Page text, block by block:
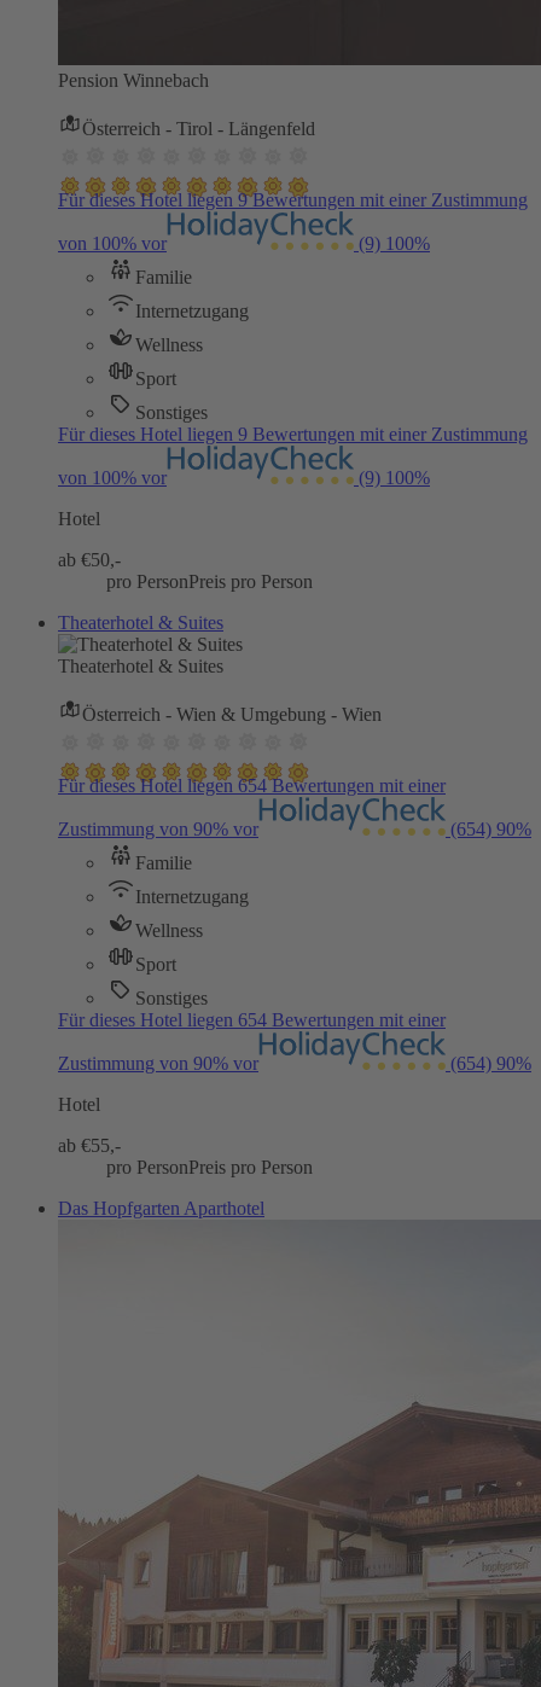
Pension Winnebach
Österreich - Tirol - Längenfeld
Für dieses Hotel liegen 9 Bewertungen mit einer Zustimmung
von 100% vor (9) 100%
Familie
Internetzugang
Wellness
Sport
Sonstiges
Für dieses Hotel liegen 9 Bewertungen mit einer Zustimmung
von 100% vor (9) 100%
Hotel
ab €50,-
pro PersonPreis pro Person
Theaterhotel & Suites
Theaterhotel & Suites
Österreich - Wien & Umgebung - Wien
Für dieses Hotel liegen 654 Bewertungen mit einer
Zustimmung von 90% vor (654) 90%
Familie
Internetzugang
Wellness
Sport
Sonstiges
Für dieses Hotel liegen 654 Bewertungen mit einer
Zustimmung von 90% vor (654) 90%
Hotel
ab €55,-
pro PersonPreis pro Person
Das Hopfgarten Aparthotel